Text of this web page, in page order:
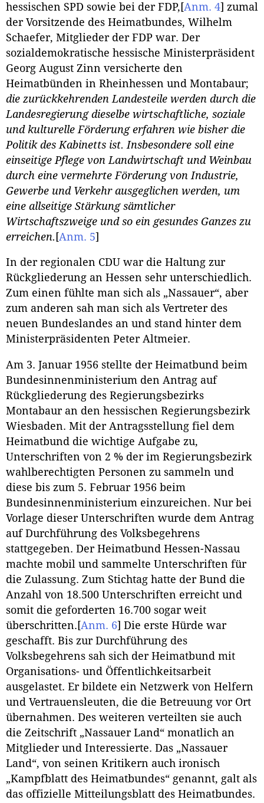
hessischen SPD sowie bei der FDP, [Anm. 4] zumal
der Vorsitzende des Heimatbundes, Wilhelm
Schaefer, Mitglieder der FDP war. Der
sozialdemokratische hessische Ministerpräsident
Georg August Zinn versicherte den
Heimatbünden in Rheinhessen und Montabaur;
die zurückkehrenden Landesteile werden durch die
Landesregierung dieselbe wirtschaftliche, soziale
und kulturelle Förderung erfahren wie bisher die
Politik des Kabinetts ist. Insbesondere soll eine
einseitige Pflege von Landwirtschaft und Weinbau
durch eine vermehrte Förderung von Industrie,
Gewerbe und Verkehr ausgeglichen werden, um
eine allseitige Stärkung sämtlicher
Wirtschaftszweige und so ein gesundes Ganzes zu
erreichen. [Anm. 5]
In der regionalen CDU war die Haltung zur
Rückgliederung an Hessen sehr unterschiedlich.
Zum einen fühlte man sich als „Nassauer“, aber
zum anderen sah man sich als Vertreter des
neuen Bundeslandes an und stand hinter dem
Ministerpräsidenten Peter Altmeier.
Am 3. Januar 1956 stellte der Heimatbund beim
Bundesinnenministerium den Antrag auf
Rückgliederung des Regierungsbezirks
Montabaur an den hessischen Regierungsbezirk
Wiesbaden. Mit der Antragsstellung fiel dem
Heimatbund die wichtige Aufgabe zu,
Unterschriften von 2 % der im Regierungsbezirk
wahlberechtigten Personen zu sammeln und
diese bis zum 5. Februar 1956 beim
Bundesinnenministerium einzureichen. Nur bei
Vorlage dieser Unterschriften wurde dem Antrag
auf Durchführung des Volksbegehrens
stattgegeben. Der Heimatbund Hessen-Nassau
machte mobil und sammelte Unterschriften für
die Zulassung. Zum Stichtag hatte der Bund die
Anzahl von 18.500 Unterschriften erreicht und
somit die geforderten 16.700 sogar weit
überschritten. [Anm. 6] Die erste Hürde war
geschafft. Bis zur Durchführung des
Volksbegehrens sah sich der Heimatbund mit
Organisations- und Öffentlichkeitsarbeit
ausgelastet. Er bildete ein Netzwerk von Helfern
und Vertrauensleuten, die die Betreuung vor Ort
übernahmen. Des weiteren verteilten sie auch
die Zeitschrift „Nassauer Land“ monatlich an
Mitglieder und Interessierte. Das „Nassauer
Land“, von seinen Kritikern auch ironisch
„Kampfblatt des Heimatbundes“ genannt, galt als
das offizielle Mitteilungsblatt des Heimatbundes.